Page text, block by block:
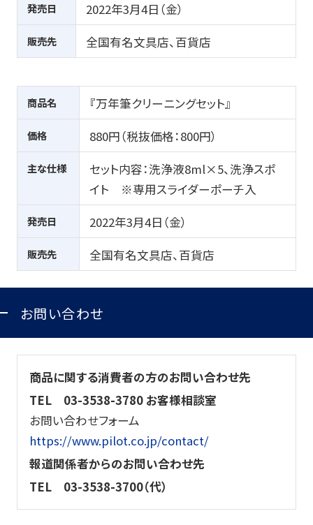
発売日 2022年3月4日（金）
販売先 全国有名文具店、百貨店
商品名 『万年筆クリーニングセット』
価格 880円（税抜価格：800円）
主な仕様 セット内容：洗浄液8ml×5、洗浄スポ
イト ※専用スライダーポーチ入
発売日 2022年3月4日（金）
販売先 全国有名文具店、百貨店
お問い合わせ
商品に関する消費者の方のお問い合わせ先
TEL03-3538-3780 お客様相談室
お問い合わせフォーム
https://www.pilot.co.jp/contact/
報道関係者からのお問い合わせ先
TEL03-3538-3700（代）